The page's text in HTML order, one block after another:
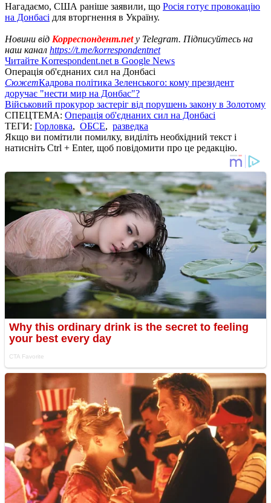
Нагадаємо, США раніше заявили, що Росія готує провокацію
на Донбасі для вторгнення в Україну.
Новини від Корреспондент.netу Telegram. Підписуйтесь на
наш канал https://t.me/korrespondentnet
Читайте Korrespondent.net в Google News
Операція об'єднаних сил на Донбасі
СюжетКадрова політика Зеленського: кому президент
доручає "нести мир на Донбас"?
Військовий прокурор застеріг від порушень закону в Золотому
СПЕЦТЕМА: Операція об'єднаних сил на Донбасі
ТЕГИ: Горловка, ОБСЕ, разведка
Якщо ви помітили помилку, виділіть необхідний текст і
натисніть Ctrl + Enter, щоб повідомити про це редакцію.